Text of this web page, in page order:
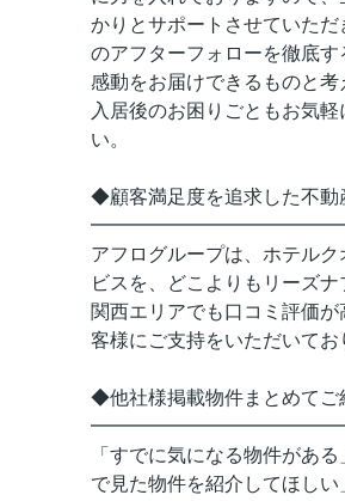
かりとサポートさせていただ
のアフターフォローを徹底す
感動をお届けできるものと考
入居後のお困りごともお気軽
い。
◆顧客満足度を追求した不動
アフログループは、ホテルク
ビスを、どこよりもリーズナ
関西エリアでも口コミ評価が
客様にご支持をいただいてお
◆他社様掲載物件まとめてご
「すでに気になる物件があ
で見た物件を紹介してほし